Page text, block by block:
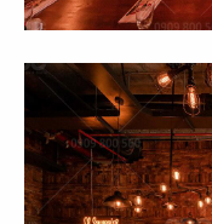
85
SUSHI SAKURA
CN Long Xuyên